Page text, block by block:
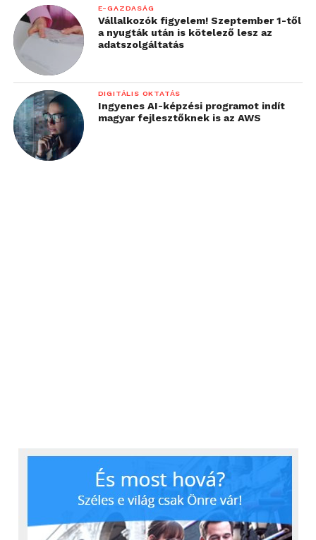
E-GAZDASÁG
Vállalkozók figyelem! Szeptember 1-től
a nyugták után is kötelező lesz az
adatszolgáltatás
DIGITÁLIS OKTATÁS
Ingyenes AI-képzési programot indít
magyar fejlesztőknek is az AWS